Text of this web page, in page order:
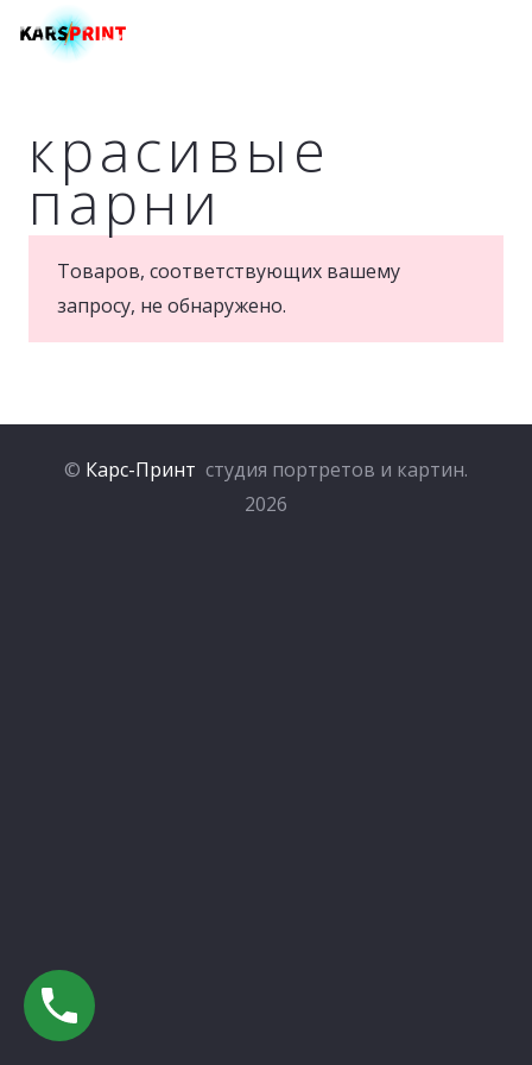
красивые
парни
Товаров, соответствующих вашему
запросу, не обнаружено.
© Карс-Принт студия портретов и картин.
2026